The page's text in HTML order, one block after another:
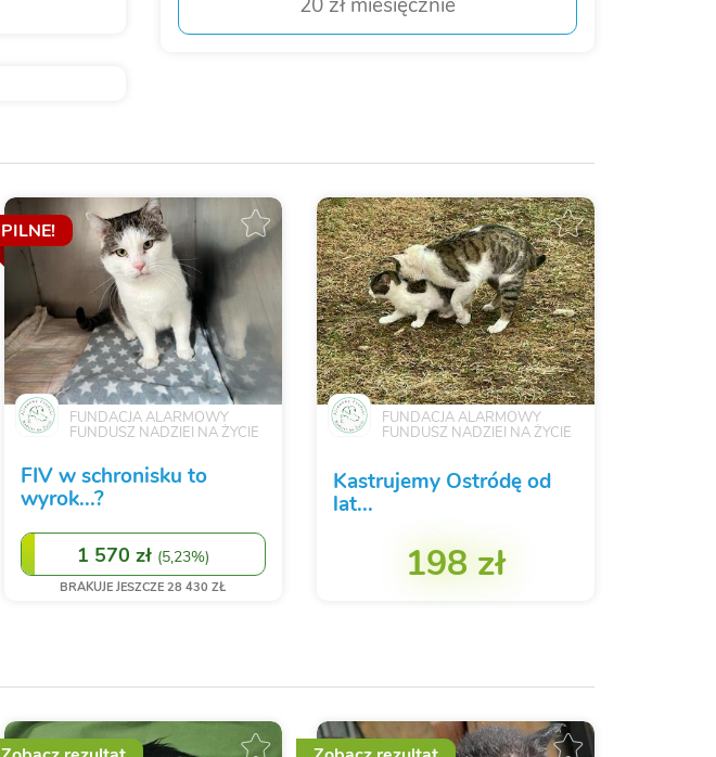
PILNE!
FUNDACJA ALARMOWY
FUNDUSZ NADZIEI NA ŻYCIE
FIV w schronisku to
wyrok...?
1 570 zł (5,23%)
BRAKUJE JESZCZE 28 430 ZŁ
FUNDACJA ALARMOWY
FUNDUSZ NADZIEI NA ŻYCIE
Kastrujemy Ostródę od
lat...
198 zł